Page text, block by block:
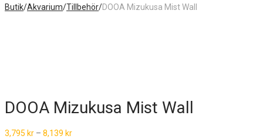
Butik/Akvarium/Tillbehör/DOOA Mizukusa Mist Wall
DOOA Mizukusa Mist Wall
3,795 kr – 8,139 kr